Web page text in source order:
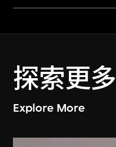
探索更多
Explore More